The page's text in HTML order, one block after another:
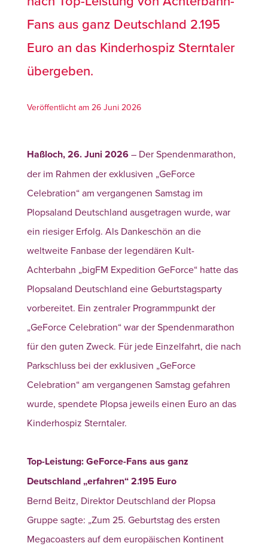
Fans aus ganz Deutschland 2.195
Euro an das Kinderhospiz Sterntaler
übergeben.
Veröffentlicht am 26 Juni 2026
Haßloch, 26. Juni 2026– Der Spendenmarathon,
der im Rahmen der exklusiven „GeForce
Celebration“ am vergangenen Samstag im
Plopsaland Deutschland ausgetragen wurde, war
ein riesiger Erfolg. Als Dankeschön an die
weltweite Fanbase der legendären Kult-
Achterbahn „bigFM Expedition GeForce“ hatte das
Plopsaland Deutschland eine Geburtstagsparty
vorbereitet. Ein zentraler Programmpunkt der
„GeForce Celebration“ war der Spendenmarathon
für den guten Zweck. Für jede Einzelfahrt, die nach
Parkschluss bei der exklusiven „GeForce
Celebration“ am vergangenen Samstag gefahren
wurde, spendete Plopsa jeweils einen Euro an das
Kinderhospiz Sterntaler.
Top-Leistung: GeForce-Fans aus ganz
Deutschland „erfahren“ 2.195 Euro
Bernd Beitz, Direktor Deutschland der Plopsa
Gruppe sagte: „Zum 25. Geburtstag des ersten
Megacoasters auf dem europäischen Kontinent